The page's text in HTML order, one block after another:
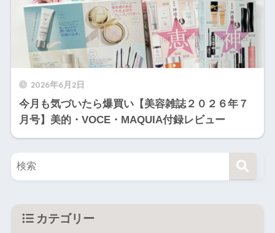
2026年6月2日
今月も気づいたら爆買い【美容雑誌２０２６年７
月号】美的・VOCE・MAQUIA付録レビュー
カテゴリー